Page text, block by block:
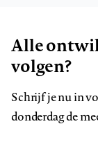
Alle
volgen?
Schrijf je nu in
donderdag de